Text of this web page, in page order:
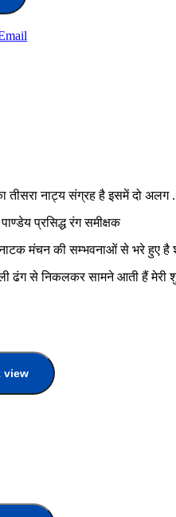
नाट्य संग्रह है इसमें दो अलग .
प्रसिद्ध रंग समीक्षक
नाटक मंचन की सम्भवनाओं से भरे हुए है
से निकलकर सामने आती हैं मेरी
view